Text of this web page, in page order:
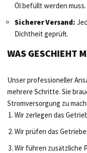
Öl befüllt werden muss.
Sicherer Versand:
Dichtheit geprüft.
WAS GESCHIEHT
Unser professioneller
mehrere Schritte. Sie
Stromversorgung zu
Wir zerlegen das
Wir prüfen das
Wir führen zusätzliche